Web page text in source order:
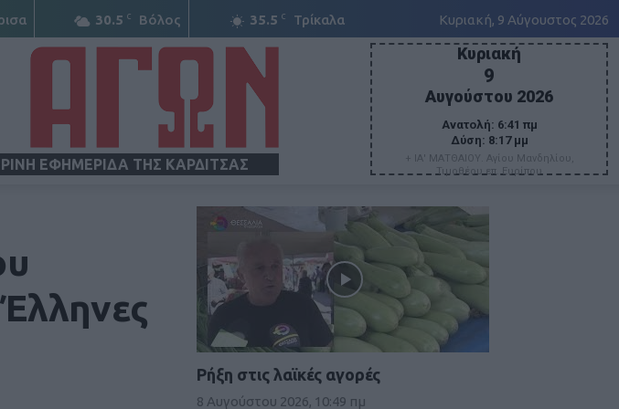
30.5 C Βόλος 35.5 C Τρίκαλα Κυριακή, 9 Αύγουστος 2026
ΕΦΗΜΕΡΙΔΑ ΤΗΣ ΚΑΡΔΙΤΣΑΣ
Κυριακή
9
Αυγούστου 2026
Ανατολή: 6:41 πμ
Δύση: 8:17 μμ
+ ΙΑ' ΜΑΤΘΑΙΟΥ. Αγίου Μανδηλίου,
Τιμοθέου επ. Ευρίπου
Ρήξη στις λαϊκές αγορές
8 Αυγούστου 2026, 10:49 πμ